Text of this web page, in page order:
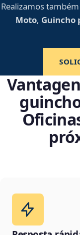
Realizamos também
Moto, Guincho